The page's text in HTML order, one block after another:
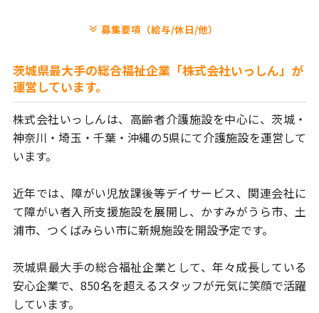
募集要項（給与/休日/他）
茨城県最大手の総合福祉企業「株式会社いっしん」が
運営しています。
株式会社いっしんは、高齢者介護施設を中心に、茨城・
神奈川・埼玉・ 千葉・沖縄の5県にて介護施設を運営して
います。
近年では、障がい児放課後等デイサービス、関連会社に
て障がい者入所支援施設を展開し、かすみがうら市、土
浦市、つくばみらい市に新規施設を開設予定です。
茨城県最大手の総合福祉企業として、年々成長している
安心企業で、850名を超えるスタッフが元気に笑顔で活躍
しています。